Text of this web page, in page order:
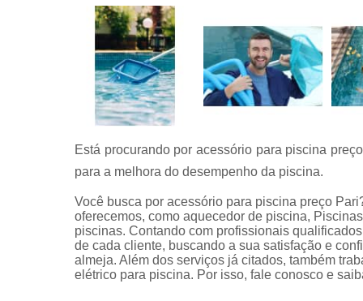
piscinas
Iluminação
piscina
Limpeza
piscinas
manutenção
de piscinas
Limpezas
piscinas
de piscinas
Está procurando por acessório para piscina
para a melhora do desempenho da piscina.
Você busca por acessório para piscina preço
oferecemos, como aquecedor de piscina,
piscinas. Contando com profissionais
de cada cliente, buscando a sua satisfação e
almeja. Além dos serviços já citados, também
elétrico para piscina. Por isso, fale conosco e